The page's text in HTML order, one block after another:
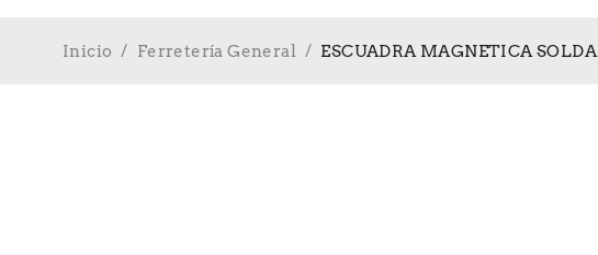
Inicio / Ferretería General / ESCUADRA MAGNETICA